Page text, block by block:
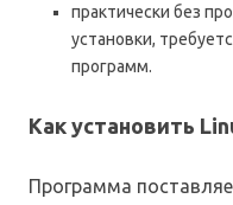
практически без
установки,
программ.
Как установить
Программа